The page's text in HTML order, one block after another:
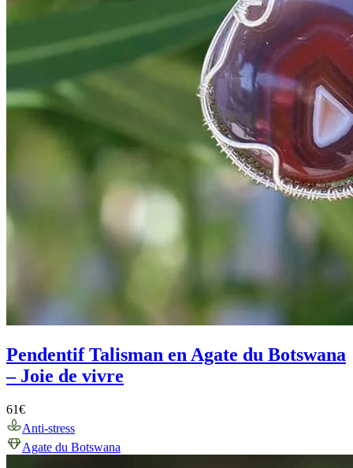
Pendentif Talisman en Agate du Botswana
– Joie de vivre
61€
Anti-stress
Agate du Botswana